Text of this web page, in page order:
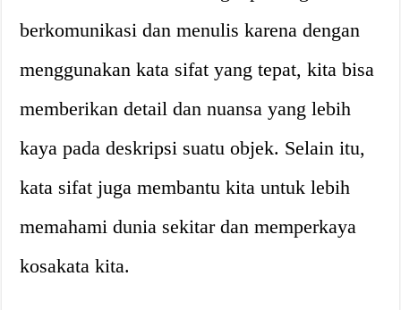
berkomunikasi dan menulis karena dengan
menggunakan kata sifat yang tepat, kita bisa
memberikan detail dan nuansa yang lebih
kaya pada deskripsi suatu objek. Selain itu,
kata sifat juga membantu kita untuk lebih
memahami dunia sekitar dan memperkaya
kosakata kita.